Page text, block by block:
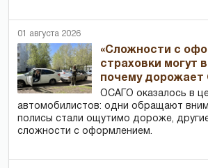
01 августа 2026
«Сложности с
страховки могут
почему
ОСАГО оказалось в
автомобилистов: одни обращают
полисы стали ощутимо дороже,
сложности с оформлением.